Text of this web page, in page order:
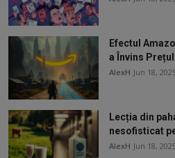
Efectul
a Învins
AlexH Jun 18,
Lecția din
nesofisticat
AlexH Jun 18,